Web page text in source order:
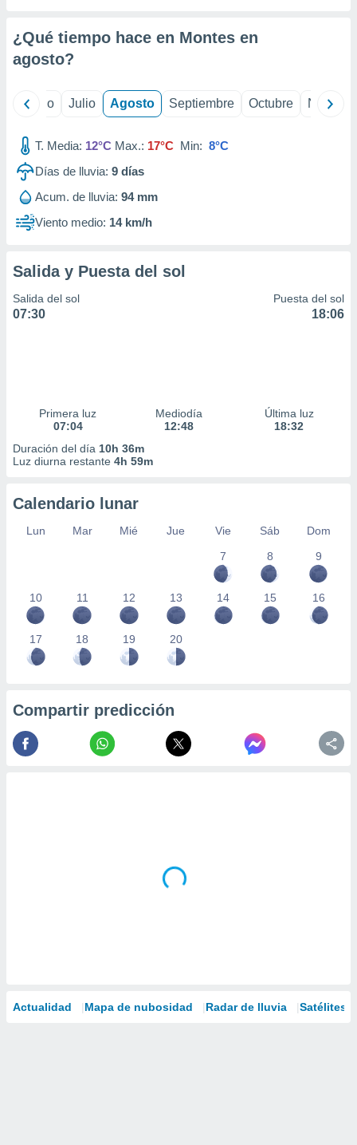
e
de
¿Qué tiempo hace en Montes en
agosto?
Junio Julio Agosto Septiembre Octubre
T. Media: 12°C Max.: 17°C Min: 8°C
Días de lluvia: 9 días
Acum. de lluvia: 94 mm
Viento medio: 14 km/h
Salida y Puesta del sol
Salida del sol
07:30
Puesta del sol
18:06
Primera luz
07:04
Mediodía
12:48
Última luz
18:32
Duración del día 10h 36m
Luz diurna restante 4h 59m
Calendario lunar
Lun Mar Mié Jue Vie Sáb
Dom
7
8 9
10 11 12 13 14 15 16
17 18 19 20
Compartir predicción
Actualidad Mapa de nubosidad Radar de lluvia Satélites